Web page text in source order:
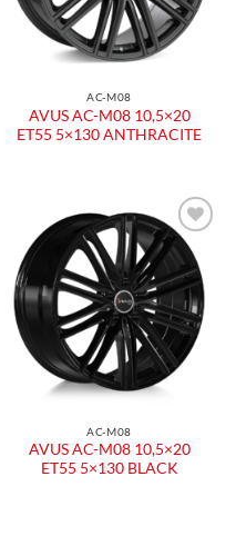
AC-M08
AVUS AC-M08 10,5×20
ET55 5×130 ANTHRACITE
Aggiungi
alla lista
dei
desideri
AC-M08
AVUS AC-M08 10,5×20
ET55 5×130 BLACK